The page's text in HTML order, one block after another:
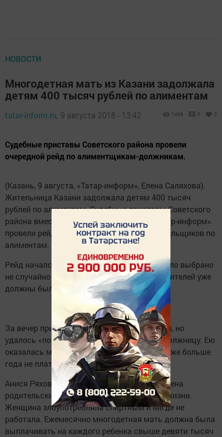
НОВОСТИ
Многодетная мать из Казани задолжала
детям 400 тысяч рублей по алиментам
tatar-inform.ru, 9 августа 2018 - 13:42 1466 0 0
Судебные приставы Советского района провели
очередной рейд по алиментщикам-должникам.
(Казань, 9 августа, «Татар-информ», Елена Саляхова).
Жительница Казани задолжала детям 400 тысяч
рублей по алиментам. Судебные приставы Советского
района вместе с корреспондентом ИА «Татар-информ»
провели рейд по адресам злостных неплательщиков по
алиментам.
Рейд начался около семи вечера. Время было выбрано
не случайно – большинство нерадивых родителей уже
должны были вернуться с работы домой
За вечер приставы посетили четыре адреса, но
удалось «поймать» на месте только одну должницу. Ею
оказалась многодетная мать, которая вот уже больше
года не платит алименты четверым детям.
Анися Ряховская в прошлом году была лишена
родительских прав за асоциальный образ жизни.
Женщина злоупотребляла спиртным и нигде не
работала. Ежемесячно многодетная мать должна была
выплачивать на каждого ребенка свыше девяти тысяч